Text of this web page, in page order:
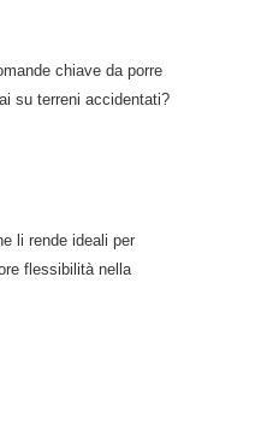
chiave da porre
su terreni accidentati?
li rende ideali per
flessibilità nella